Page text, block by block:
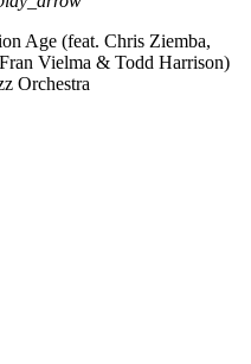
Age (feat. Chris Ziemba,
Vielma & Todd Harrison)
Orchestra